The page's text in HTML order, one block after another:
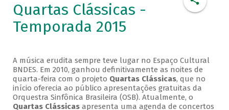
Quartas Clássicas -
Temporada 2015
A música erudita sempre teve lugar no Espaço Cultural
BNDES. Em 2010, ganhou definitivamente as noites de
quarta-feira com o projeto Quartas Clássicas, que no
início oferecia ao público apresentações gratuitas da
Orquestra Sinfônica Brasileira (OSB). Atualmente, o
Quartas Clássicasapresenta uma agenda de concertos